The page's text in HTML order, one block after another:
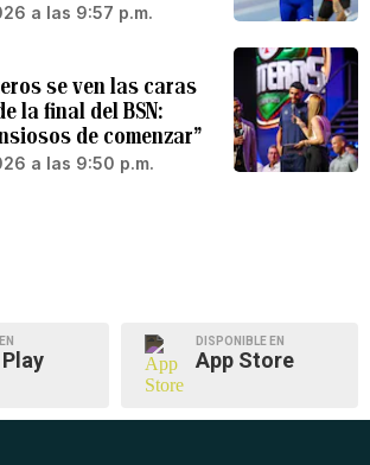
a las 9:57 p.m.
se ven las caras
la final del BSN:
de comenzar”
a las 9:50 p.m.
DISPONIBLE EN
App Store